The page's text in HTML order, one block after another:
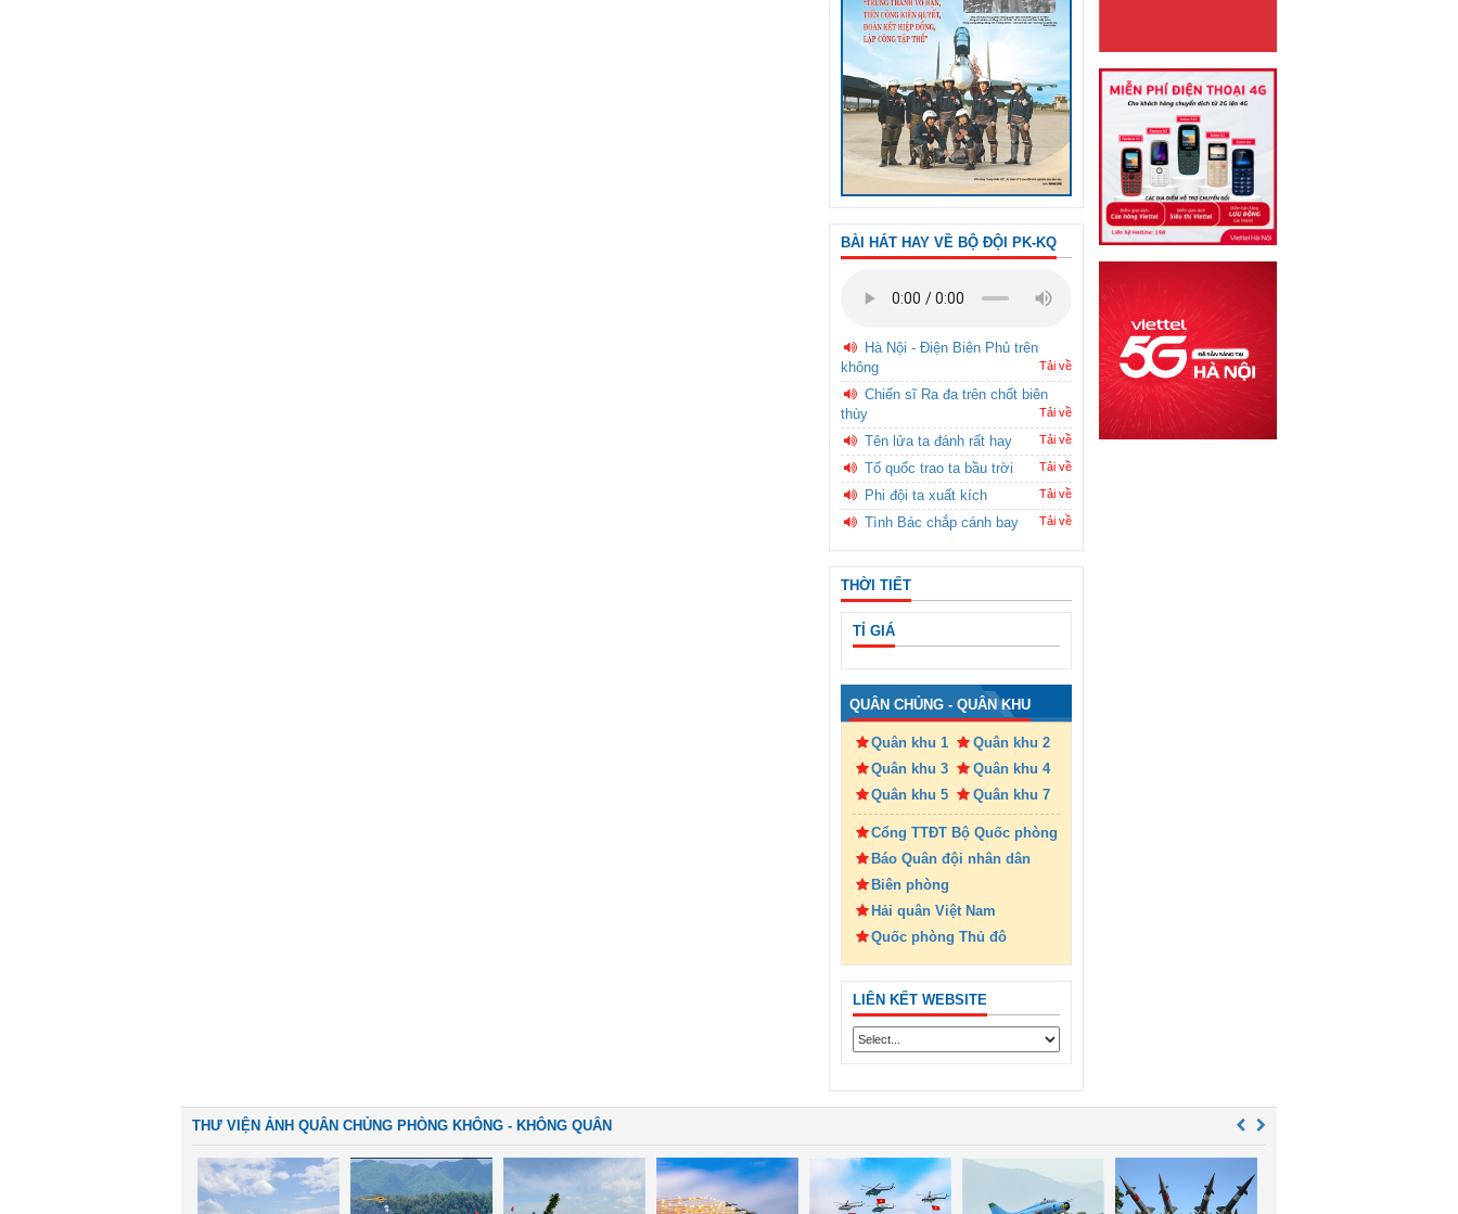
BÀI HÁT HAY VỀ BỘ ĐỘI PK-KQ
Hà Nội - Điện Biên Phủ trên
không
Tải về
Chiến sĩ Ra đa trên chốt biên
thùy
Tải về
Tên lửa ta đánh rất hay Tải về
Tổ quốc trao ta bầu trời Tải về
Phi đội ta xuất kích Tải về
Tình Bác chắp cánh bay Tải về
THỜI TIẾT
TỈ GIÁ
QUÂN CHỦNG - QUÂN KHU
Quân khu 1
Quân khu 2
Quân khu 3
Quân khu 4
Quân khu 5
Quân khu 7
Cổng TTĐT Bộ Quốc phòng
Báo Quân đội nhân dân
Biên phòng
Hải quân Việt Nam
Quốc phòng Thủ đô
LIÊN KẾT WEBSITE
THƯ VIỆN ẢNH QUÂN CHỦNG PHÒNG KHÔNG - KHÔNG QUÂN